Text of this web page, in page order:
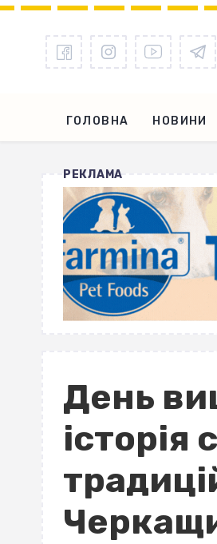
ГОЛОВНА НОВИНИ
РЕКЛАМА
День
історія